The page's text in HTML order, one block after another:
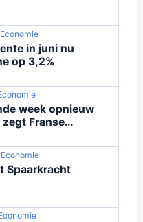
Economie
in juni nu
op 3,2%
week opnieuw
Franse
Economie
Spaarkracht